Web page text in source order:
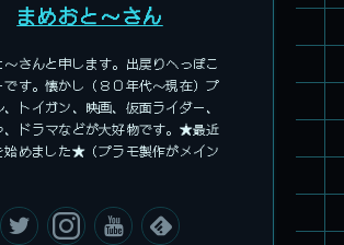
まめおと～さん
～さんと申します。出戻りへっぽこ
です。懐かし（８０年代～現在）プ
トイガン、映画、仮面ライダー、
、ドラマなどが大好物です。★最近
始めました★（プラモ製作がメイン
デロイド 1/60 イングラム リアクティブアーマ